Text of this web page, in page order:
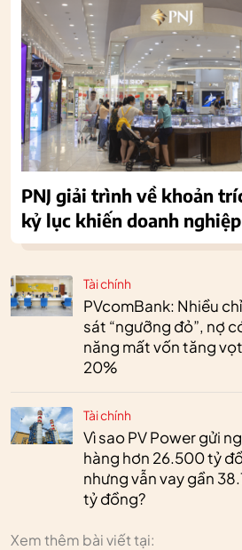
Tài chính
PVcomBank: Nhiều
sát “ngưỡng đỏ”, nợ
năng mất vốn tăng
20%
Tài chính
Vì sao PV Power gửi
hàng hơn 26.500 tỷ
nhưng vẫn vay gần
tỷ đồng?
Xem thêm bài viết tại:
PNJ giải trình về khoản
kỷ lục khiến doanh